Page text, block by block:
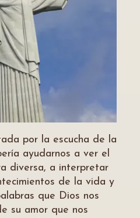
por la escucha de la
ayudarnos a ver el
diversa, a interpretar
de la vida y
que Dios nos
su amor que nos